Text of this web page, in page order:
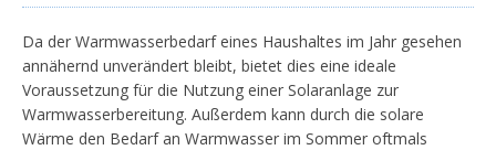
Da der Warmwasserbedarf eines Haushaltes im Jahr gesehen
annähernd unverändert bleibt, bietet dies eine ideale
Voraussetzung für die Nutzung einer Solaranlage zur
Warmwasserbereitung. Außerdem kann durch die solare
Wärme den Bedarf an Warmwasser im Sommer oftmals